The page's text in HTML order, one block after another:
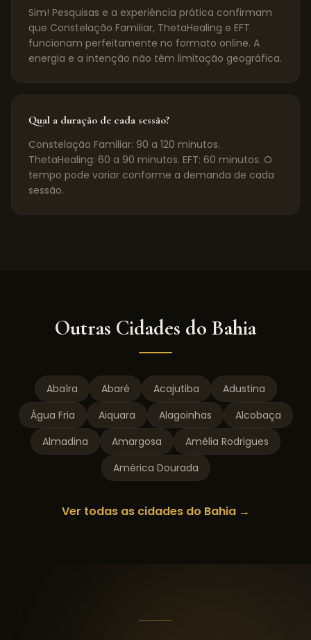
Sim! Pesquisas e a experiência prática confirmam
que Constelação Familiar, ThetaHealing e EFT
funcionam perfeitamente no formato online. A
energia e a intenção não têm limitação geográfica.
Qual a duração de cada sessão?
Constelação Familiar: 90 a 120 minutos.
ThetaHealing: 60 a 90 minutos. EFT: 60 minutos. O
tempo pode variar conforme a demanda de cada
sessão.
Outras Cidades do Bahia
Abaíra Abaré Acajutiba
Adustina
Água Fria
Aiquara Alagoinhas
Alcobaça
Almadina
Amargosa
Amélia Rodrigues
América Dourada
Ver todas as cidades do Bahia→